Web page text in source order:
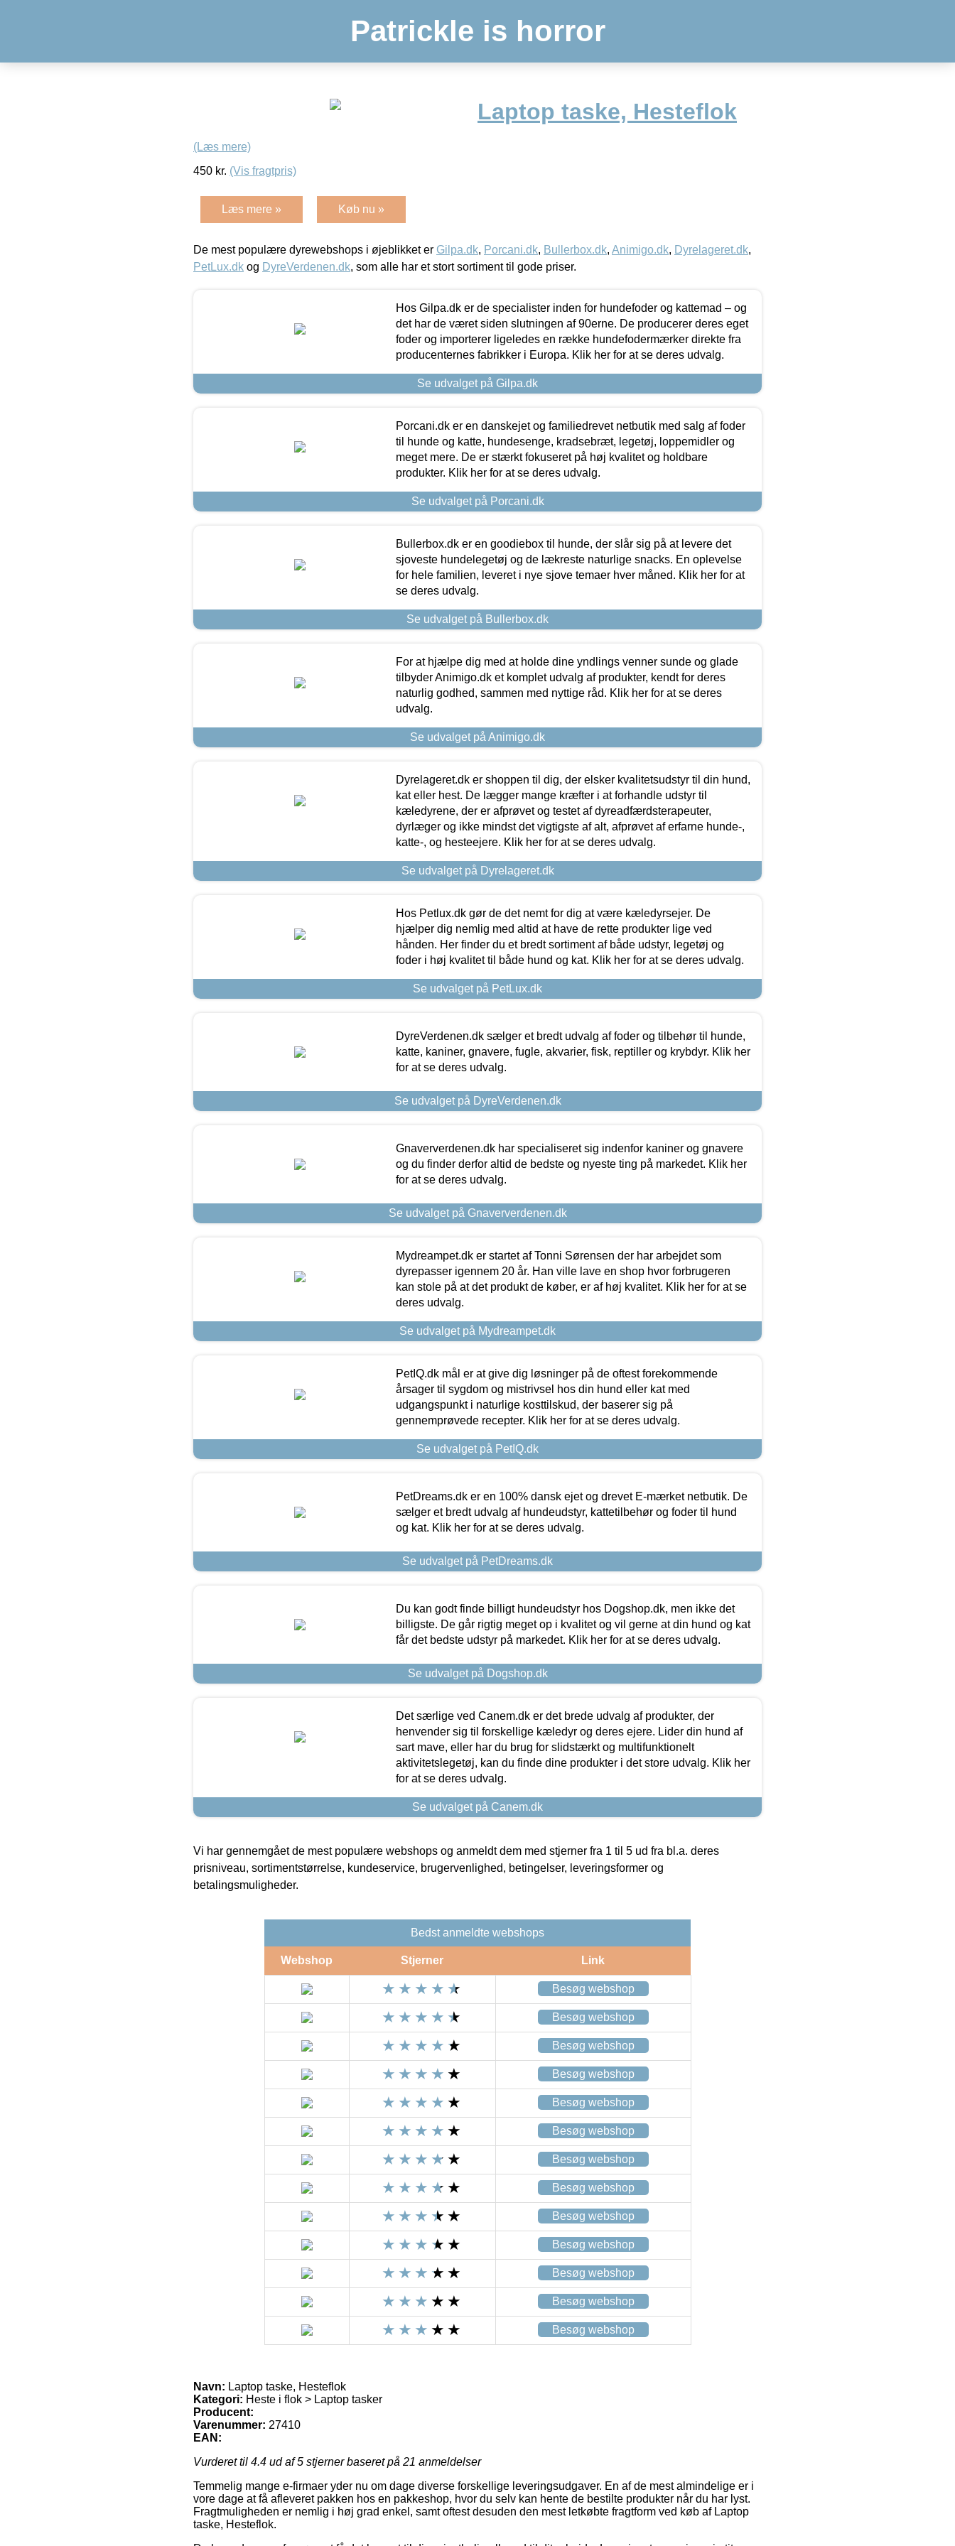
Patrickle is horror
Laptop taske, Hesteflok
(Læs mere)
450 kr. (Vis fragtpris)
Læs mere » Køb nu »
De mest populære dyrewebshops i øjeblikket er Gilpa.dk, Porcani.dk, Bullerbox.dk, Animigo.dk, Dyrelageret.dk,
PetLux.dk og DyreVerdenen.dk, som alle har et stort sortiment til gode priser.
Hos Gilpa.dk er de specialister inden for hundefoder og kattemad – og
det har de været siden slutningen af 90erne. De producerer deres eget
foder og importerer ligeledes en række hundefodermærker direkte fra
producenternes fabrikker i Europa. Klik her for at se deres udvalg.
Se udvalget på Gilpa.dk
Porcani.dk er en danskejet og familiedrevet netbutik med salg af foder
til hunde og katte, hundesenge, kradsebræt, legetøj, loppemidler og
meget mere. De er stærkt fokuseret på høj kvalitet og holdbare
produkter. Klik her for at se deres udvalg.
Se udvalget på Porcani.dk
Bullerbox.dk er en goodiebox til hunde, der slår sig på at levere det
sjoveste hundelegetøj og de lækreste naturlige snacks. En oplevelse
for hele familien, leveret i nye sjove temaer hver måned. Klik her for at
se deres udvalg.
Se udvalget på Bullerbox.dk
For at hjælpe dig med at holde dine yndlings venner sunde og glade
tilbyder Animigo.dk et komplet udvalg af produkter, kendt for deres
naturlig godhed, sammen med nyttige råd. Klik her for at se deres
udvalg.
Se udvalget på Animigo.dk
Dyrelageret.dk er shoppen til dig, der elsker kvalitetsudstyr til din hund,
kat eller hest. De lægger mange kræfter i at forhandle udstyr til
kæledyrene, der er afprøvet og testet af dyreadfærdsterapeuter,
dyrlæger og ikke mindst det vigtigste af alt, afprøvet af erfarne hunde-,
katte-, og hesteejere. Klik her for at se deres udvalg.
Se udvalget på Dyrelageret.dk
Hos Petlux.dk gør de det nemt for dig at være kæledyrsejer. De
hjælper dig nemlig med altid at have de rette produkter lige ved
hånden. Her finder du et bredt sortiment af både udstyr, legetøj og
foder i høj kvalitet til både hund og kat. Klik her for at se deres udvalg.
Se udvalget på PetLux.dk
DyreVerdenen.dk sælger et bredt udvalg af foder og tilbehør til hunde,
katte, kaniner, gnavere, fugle, akvarier, fisk, reptiller og krybdyr. Klik her
for at se deres udvalg.
Se udvalget på DyreVerdenen.dk
Gnaververdenen.dk har specialiseret sig indenfor kaniner og gnavere
og du finder derfor altid de bedste og nyeste ting på markedet. Klik her
for at se deres udvalg.
Se udvalget på Gnaververdenen.dk
Mydreampet.dk er startet af Tonni Sørensen der har arbejdet som
dyrepasser igennem 20 år. Han ville lave en shop hvor forbrugeren
kan stole på at det produkt de køber, er af høj kvalitet. Klik her for at se
deres udvalg.
Se udvalget på Mydreampet.dk
PetIQ.dk mål er at give dig løsninger på de oftest forekommende
årsager til sygdom og mistrivsel hos din hund eller kat med
udgangspunkt i naturlige kosttilskud, der baserer sig på
gennemprøvede recepter. Klik her for at se deres udvalg.
Se udvalget på PetIQ.dk
PetDreams.dk er en 100% dansk ejet og drevet E-mærket netbutik. De
sælger et bredt udvalg af hundeudstyr, kattetilbehør og foder til hund
og kat. Klik her for at se deres udvalg.
Se udvalget på PetDreams.dk
Du kan godt finde billigt hundeudstyr hos Dogshop.dk, men ikke det
billigste. De går rigtig meget op i kvalitet og vil gerne at din hund og kat
får det bedste udstyr på markedet. Klik her for at se deres udvalg.
Se udvalget på Dogshop.dk
Det særlige ved Canem.dk er det brede udvalg af produkter, der
henvender sig til forskellige kæledyr og deres ejere. Lider din hund af
sart mave, eller har du brug for slidstærkt og multifunktionelt
aktivitetslegetøj, kan du finde dine produkter i det store udvalg. Klik her
for at se deres udvalg.
Se udvalget på Canem.dk
Vi har gennemgået de mest populære webshops og anmeldt dem med stjerner fra 1 til 5 ud fra bl.a. deres
prisniveau, sortimentstørrelse, kundeservice, brugervenlighed, betingelser, leveringsformer og
betalingsmuligheder.
Bedst anmeldte webshops
Webshop Stjerner Link
Besøg webshop
Besøg webshop
Besøg webshop
Besøg webshop
Besøg webshop
Besøg webshop
Besøg webshop
Besøg webshop
Besøg webshop
Besøg webshop
Besøg webshop
Besøg webshop
Besøg webshop
Navn: Laptop taske, Hesteflok
Kategori: Heste i flok > Laptop tasker
Producent:
Varenummer: 27410
EAN:
Vurderet til 4.4 ud af 5 stjerner baseret på 21 anmeldelser
Temmelig mange e-firmaer yder nu om dage diverse forskellige leveringsudgaver. En af de mest almindelige er i
vore dage at få afleveret pakken hos en pakkeshop, hvor du selv kan hente de bestilte produkter når du har lyst.
Fragtmuligheden er nemlig i høj grad enkel, samt oftest desuden den mest letkøbte fragtform ved køb af Laptop
taske, Hesteflok.